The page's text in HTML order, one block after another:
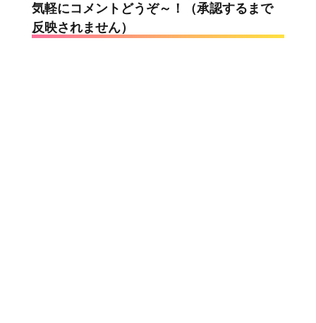
気軽にコメントどうぞ～！（承認するまで
反映されません）